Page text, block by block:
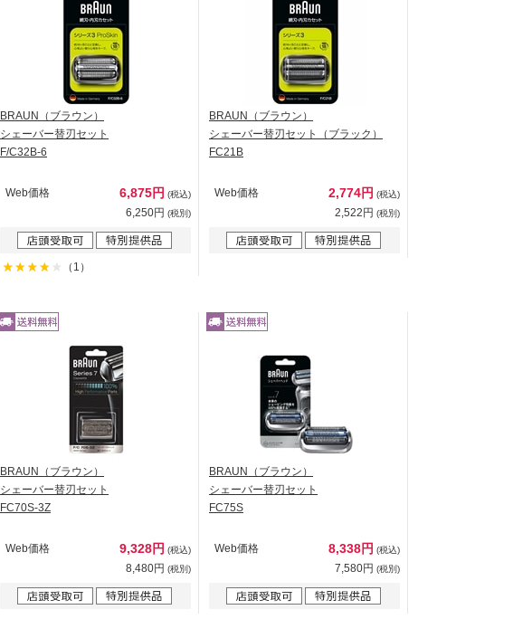
BRAUN（ブラウン）
シェーバー替刃セット
F/C32B-6
Web価格 6,875円 (税込)
6,250円 (税別)
（1）
BRAUN（ブラウン）
シェーバー替刃セット（ブラック）
FC21B
Web価格 2,774円 (税込)
2,522円 (税別)
BRAUN（ブラウン）
シェーバー替刃セット
FC70S-3Z
Web価格 9,328円 (税込)
8,480円 (税別)
BRAUN（ブラウン）
シェーバー替刃セット
FC75S
Web価格 8,338円 (税込)
7,580円 (税別)